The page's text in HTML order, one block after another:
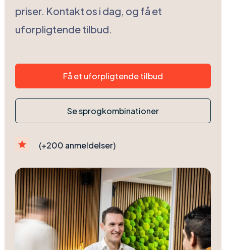
priser. Kontakt os i dag, og få et
uforpligtende tilbud.
Få et uforpligtende tilbud
Se sprogkombinationer
 (+200 anmeldelser)